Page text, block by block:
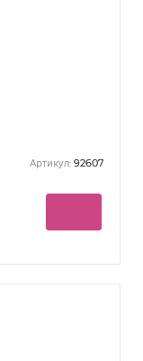
Артикул: 92607